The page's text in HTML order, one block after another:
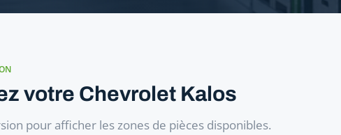
votre Chevrolet Kalos
pour afficher les zones de pièces disponibles.